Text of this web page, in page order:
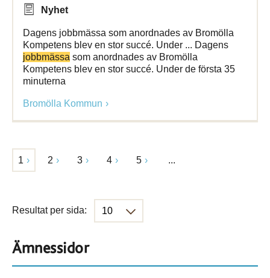
Nyhet
Dagens jobbmässa som anordnades av Bromölla
Kompetens blev en stor succé. Under ... Dagens
jobbmässa som anordnades av Bromölla
Kompetens blev en stor succé. Under de första 35
minuterna
Bromölla Kommun
1 2 3 4 5 ...
Resultat per sida:
Ämnessidor